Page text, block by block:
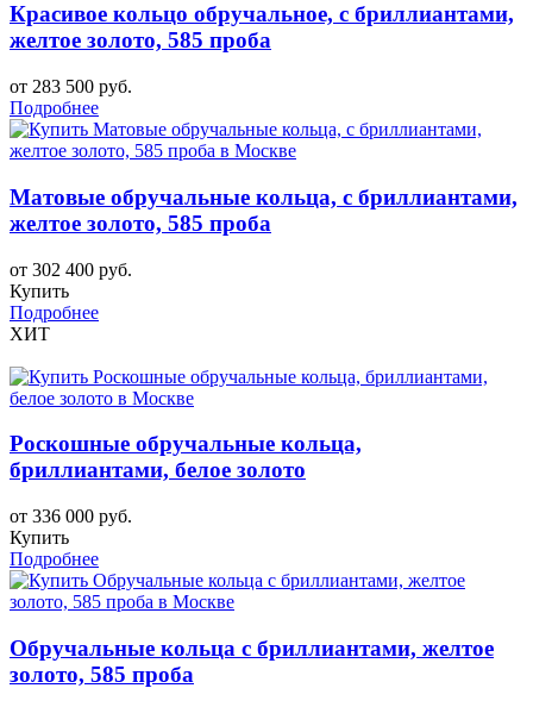
Красивое кольцо обручальное, с бриллиантами,
желтое золото, 585 проба
от 283 500 руб.
Подробнее
Матовые обручальные кольца, с бриллиантами,
желтое золото, 585 проба
от 302 400 руб.
Купить
Подробнее
ХИТ
Роскошные обручальные кольца,
бриллиантами, белое золото
от 336 000 руб.
Купить
Подробнее
Обручальные кольца с бриллиантами, желтое
золото, 585 проба